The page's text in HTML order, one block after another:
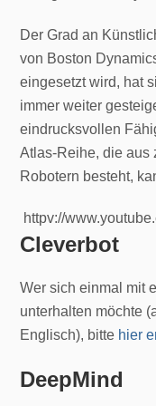
Der Grad an
von Boston
eingesetzt wird, hat
immer weiter
eindrucksvollen
Atlas-Reihe, die aus
Robotern besteht,
httpv://
Cleverbot
Wer sich einmal mit
unterhalten möchte
Englisch), bitte hier
DeepMind